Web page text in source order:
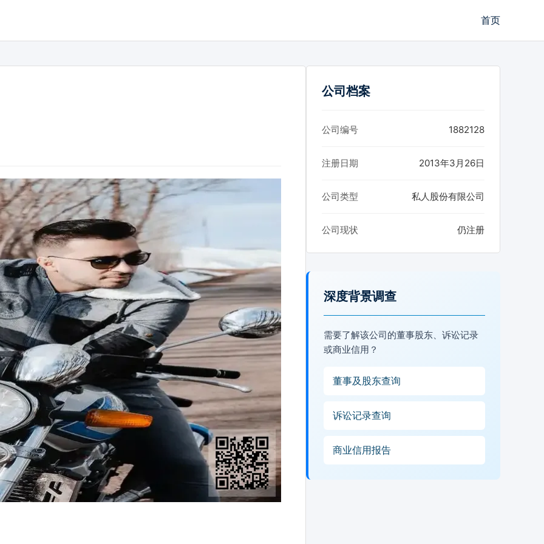
首页
公司档案
公司编号 1882128
注册日期 2013年3月26日
公司类型 私人股份有限公司
公司现状 仍注册
深度背景调查
需要了解该公司的董事股东、诉讼记录
或商业信用？
董事及股东查询
诉讼记录查询
商业信用报告